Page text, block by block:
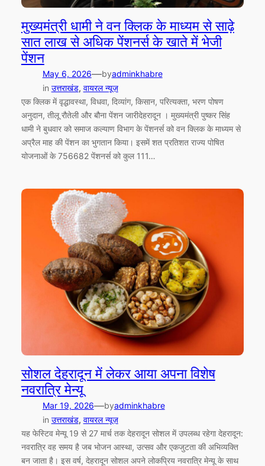
मुख्यमंत्री धामी ने वन क्लिक के माध्यम से साढ़े
सात लाख से अधिक पेंशनर्स के खाते में भेजी
पेंशन
May 6, 2026—byadminkhabre
in उत्तराखंड, वायरल न्यूज़
एक क्लिक में वृद्धावस्था, विधवा, दिव्यांग, किसान, परित्यक्ता, भरण पोषण
अनुदान, तीलू रौतेली और बौना पेंशन जारीदेहरादून । मुख्यमंत्री पुष्कर सिंह
धामी ने बुधवार को समाज कल्याण विभाग के पेंशनर्स को वन क्लिक के माध्यम से
अप्रैल माह की पेंशन का भुगतान किया। इसमें शत प्रतिशत राज्य पोषित
योजनाओं के 756682 पेंशनर्स को कुल 111…
सोशल देहरादून में लेकर आया अपना विशेष
नवरात्रि मेन्यू
Mar 19, 2026—byadminkhabre
in उत्तराखंड, वायरल न्यूज़
यह फेस्टिव मेन्यू 19 से 27 मार्च तक देहरादून सोशल में उपलब्ध रहेगा देहरादून:
नवरात्रि वह समय है जब भोजन आस्था, उत्सव और एकजुटता की अभिव्यक्ति
बन जाता है। इस वर्ष, देहरादून सोशल अपने लोकप्रिय नवरात्रि मेन्यू के साथ